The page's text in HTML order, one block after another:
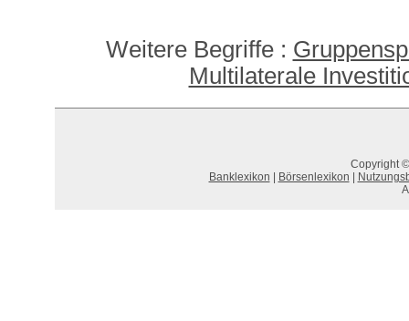
Weitere Begriffe :
Multilaterale
Copyright
Banklexikon
Börsenlexikon